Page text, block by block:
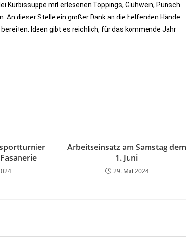
Kürbissuppe mit erlesenen Toppings, Glühwein, Punsch
dieser Stelle ein großer Dank an die helfenden Hände.
Ideen gibt es reichlich, für das kommende Jahr
Arbeitseinsatz am Samstag dem
1. Juni
29. Mai 2024